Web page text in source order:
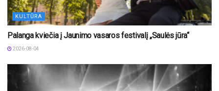
KULTŪRA
Palanga kviečia į Jaunimo vasaros festivalį „Saulės jūra“
2026-08-04